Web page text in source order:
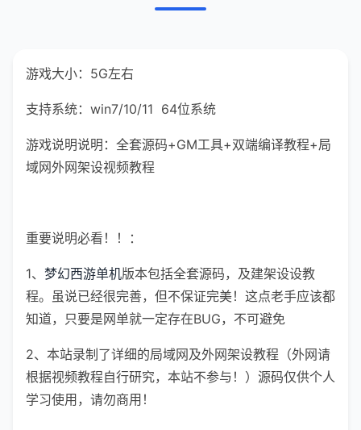
游戏大小：5G左右
支持系统：win7/10/11 64位系统
游戏说明说明：全套源码+GM工具+双端编译教程+局
域网外网架设视频教程
重要说明必看！！：
1、 梦幻西游单机版本包括全套源码，及建架设设教
程。虽说已经很完善，但不保证完美！这点老手应该都
知道，只要是网单就一定存在BUG，不可避免
2、本站录制了详细的局域网及外网架设教程（外网请
根据视频教程自行研究，本站不参与！）源码仅供个人
学习使用，请勿商用！